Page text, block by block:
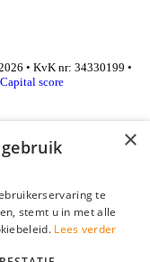
• KvK nr: 34330199 •
score
×
te
stemt u in met alle
Lees verder